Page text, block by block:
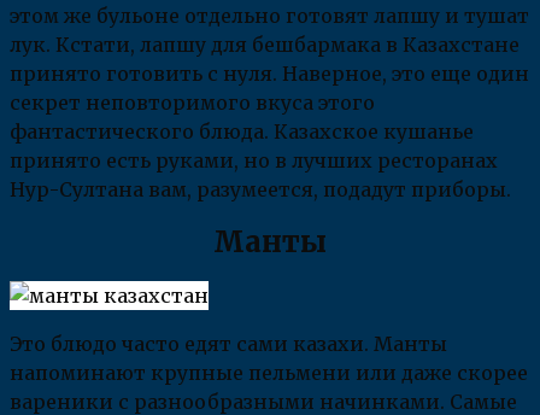
этом же бульоне отдельно готовят лапшу и тушат
лук. Кстати, лапшу для бешбармака в Казахстане
принято готовить с нуля. Наверное, это еще один
секрет неповторимого вкуса этого
фантастического блюда. Казахское кушанье
принято есть руками, но в лучших ресторанах
Нур-Султана вам, разумеется, подадут приборы.
Манты
Это блюдо часто едят сами казахи. Манты
напоминают крупные пельмени или даже скорее
вареники с разнообразными начинками. Самые